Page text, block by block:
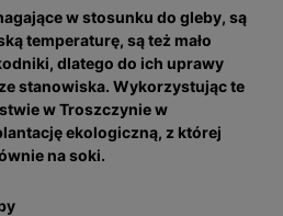
w stosunku do gleby, są
temperaturę, są też mało
dlatego do ich uprawy
stanowiska. Wykorzystując te
w Troszczynie w
ekologiczną, z której
na soki.